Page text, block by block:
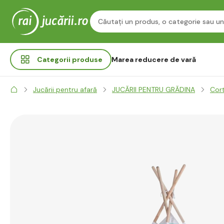
Categorii produse Marea reducere de vară
Jucării pentru afară JUCĂRII PENTRU GRĂDINA